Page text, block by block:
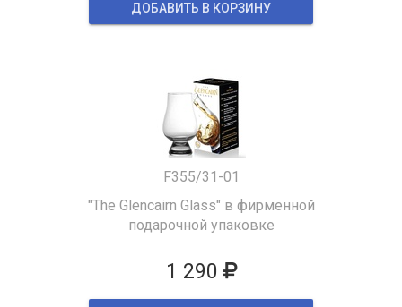
ДОБАВИТЬ В КОРЗИНУ
F355/31-01
"The Glencairn Glass" в фирменной
подарочной упаковке
1 290